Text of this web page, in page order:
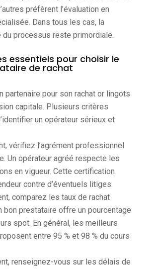
préfèrent l’évaluation en
Dans tous les cas, la
du processus reste primordiale.
essentiels pour choisir le
de rachat
partenaire pour son rachat or lingots
capitale. Plusieurs critères
un opérateur sérieux et
vérifiez l’agrément professionnel
Un opérateur agréé respecte les
en vigueur. Cette certification
contre d’éventuels litiges.
comparez les taux de rachat
bon prestataire offre un pourcentage
spot. En général, les meilleurs
entre 95 % et 98 % du cours
renseignez-vous sur les délais de